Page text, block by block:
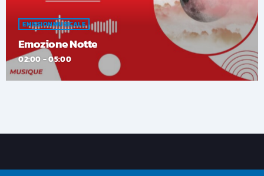
EMISSION MUSICALE
Emozione Notte
02:00 - 05:00